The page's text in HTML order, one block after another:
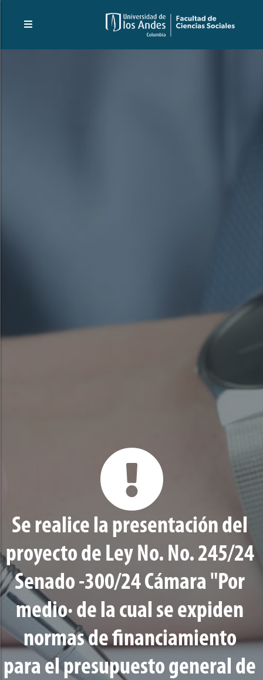
Se realice la presentación del
proyecto de Ley No. No. 245/24
Senado -300/24 Cámara "Por
medio· de la cual se expiden
normas de financiamiento
para el presupuesto general de